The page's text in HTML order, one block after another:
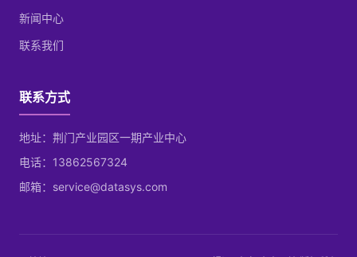
新闻中心
联系我们
联系方式
地址：荆门产业园区一期产业中心
电话：13862567324
邮箱：service@datasys.com